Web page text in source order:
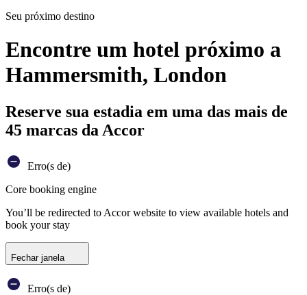
Seu próximo destino
Encontre um hotel próximo a
Hammersmith, London
Reserve sua estadia em uma das mais de
45 marcas da Accor
Erro(s de)
Core booking engine
You’ll be redirected to Accor website to view available hotels and
book your stay
Fechar janela
Erro(s de)